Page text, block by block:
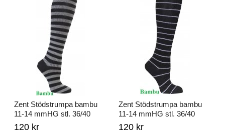
Zent Stödstrumpa bambu
11-14 mmHG stl. 36/40
120 kr
Zent Stödstrumpa bambu
11-14 mmHG stl. 36/40
120 kr